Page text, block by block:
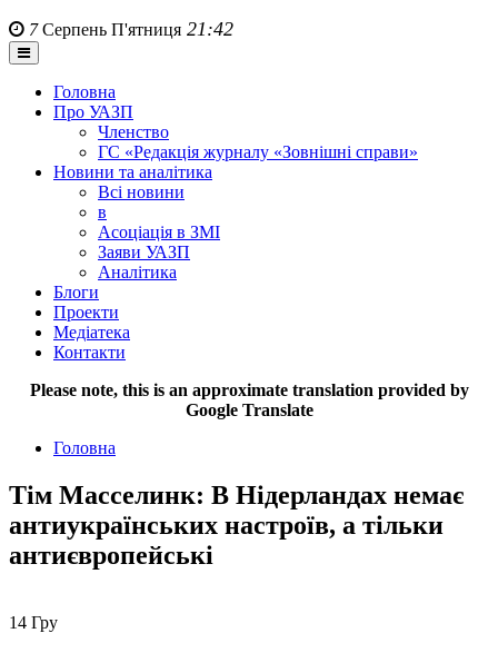
7Серпень П'ятниця 21:42
Головна
Про УАЗП
Членство
ГС «Редакція журналу «Зовнішні справи»
Новини та аналітика
Всі новини
в
Асоціація в ЗМІ
Заяви УАЗП
Аналітика
Блоги
Проекти
Медіатека
Контакти
Please note, this is an approximate translation provided by
Google Translate
Головна
Тім Масселинк: В Нідерландах немає
антиукраїнських настроїв, а тільки
антиєвропейські
14 Гру